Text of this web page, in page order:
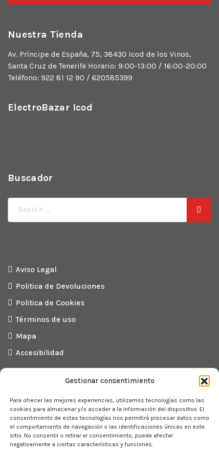
Gestionar consentimiento
Para ofrecer las mejores experiencias, utilizamos tecnologías como las
cookies para almacenar y/o acceder a la información del dispositivo. El
consentimiento de estas tecnologías nos permitirá procesar datos como
el comportamiento de navegación o las identificaciones únicas en este
sitio. No consentir o retirar el consentimiento, puede afectar
negativamente a ciertas características y funciones.
Nuestra Tienda
Av. Príncipe de España, 75, 38430 Icod de los Vinos,
Santa Cruz de Tenerife Horario: 9:00-13:00 / 16:00-20:00
Teléfono: 922 81 12 90 / 620585399
ElectroBazar Icod
Buscador
Aviso Legal
Politica de Devoluciones
Politica de Cookies
Términos de uso
Mapa
Accesibilidad
Redes Sociales